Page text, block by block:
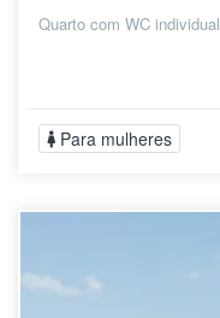
Quarto com WC individual
Para mulheres